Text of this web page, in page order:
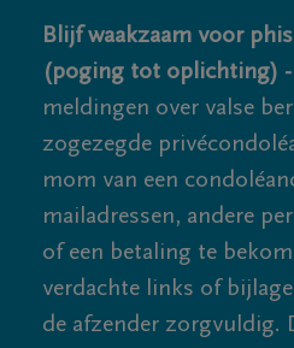
Blijf waakzaam voor
(poging tot oplichting) -
meldingen over valse
zogezegde
mom van een
mailadressen, andere
of een betaling te
verdachte links of
de afzender zorgvuldig.